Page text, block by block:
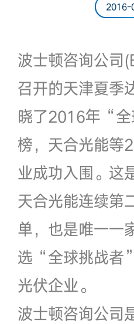
2016-
波士顿咨询公司
召开的天津夏季
晓了2016年“
榜，天合光能等
业成功入围。这
天合光能连续第
单，也是唯一一
选“全球挑战者
光伏企业。
波士顿咨询公司